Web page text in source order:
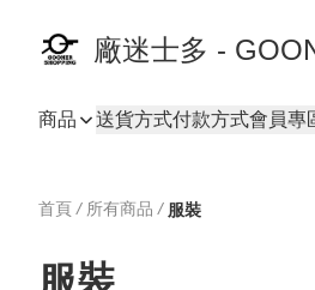
廠迷士多 -
商品 送貨方式付款方式會員專
首頁 / 所有商品 / 服裝
服裝